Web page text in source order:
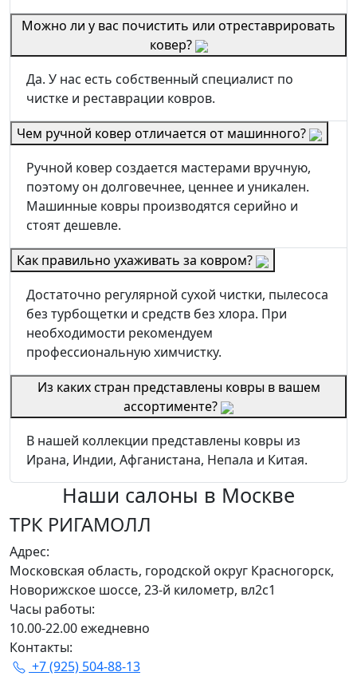
Можно ли у вас почистить или отреставрировать
ковер?
Да. У нас есть собственный специалист по
чистке и реставрации ковров.
Чем ручной ковер отличается от машинного?
Ручной ковер создается мастерами вручную,
поэтому он долговечнее, ценнее и уникален.
Машинные ковры производятся серийно и
стоят дешевле.
Как правильно ухаживать за ковром?
Достаточно регулярной сухой чистки, пылесоса
без турбощетки и средств без хлора. При
необходимости рекомендуем
профессиональную химчистку.
Из каких стран представлены ковры в вашем
ассортименте?
В нашей коллекции представлены ковры из
Ирана, Индии, Афганистана, Непала и Китая.
Наши салоны в Москве
ТРК РИГАМОЛЛ
Адрес:
Московская область, городской округ Красногорск,
Новорижское шоссе, 23-й километр, вл2с1
Часы работы:
10.00-22.00 ежедневно
Контакты:
+7 (925) 504-88-13